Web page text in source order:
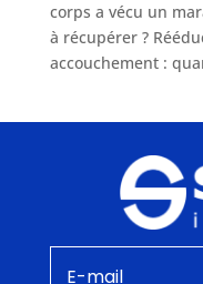
corps a vécu un
à récupérer ?
accouchement :